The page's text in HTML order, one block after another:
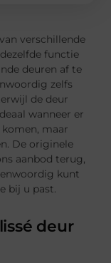
verschillende
functie
deuren af te
zelfs
de deur
wanneer er
maar
De originele
aanbod terug,
kunt
bij u past.
deur